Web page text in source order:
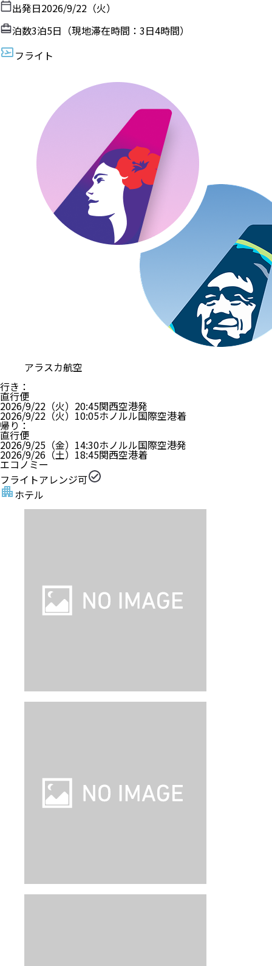
出発日2026/9/22（火）
泊数3泊5日（現地滞在時間： 3日4時間）
フライト
アラスカ航空
行き ：
直行便
2026/9/22（火） 20:45関西空港発
2026/9/22（火） 10:05ホノルル国際空港着
帰り ：
直行便
2026/9/25（金） 14:30ホノルル国際空港発
2026/9/26（土） 18:45関西空港着
エコノミー
フライトアレンジ可
ホテル